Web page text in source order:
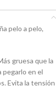
pelo a pelo,
gruesa que la
pegarlo en el
Evita la tensión